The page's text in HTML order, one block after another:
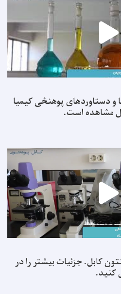
و دستاوردهای پوهنځی کیمیا
مشاهده است.
کابل. جزئیات بیشتر را در
کنید.